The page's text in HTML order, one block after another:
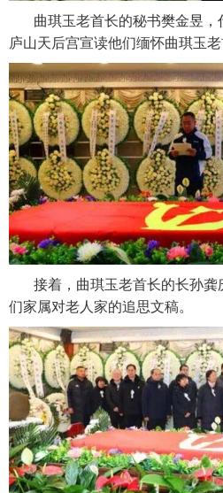
曲琪玉老首长的秘书樊金昱
庐山天后宫宣读他们缅怀曲琪玉老
接着，曲琪玉老首长的长孙
们家属对老人家的追思文稿。